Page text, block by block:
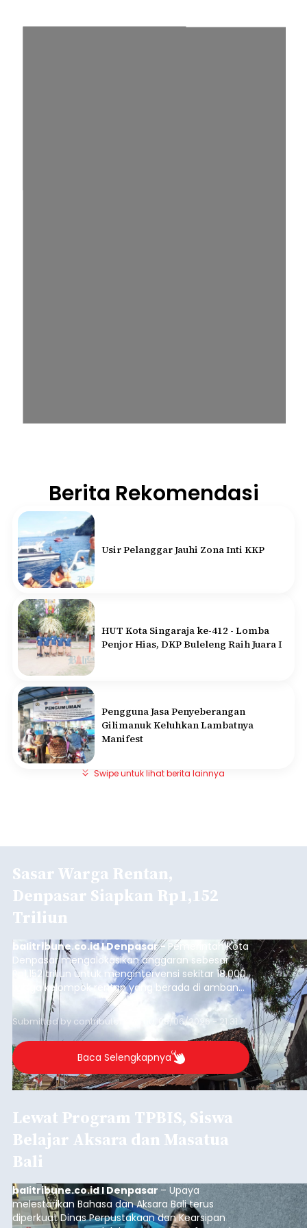
Berita Rekomendasi
Usir Pelanggar Jauhi Zona Inti KKP
HUT Kota Singaraja ke-412 - Lomba
Penjor Hias, DKP Buleleng Raih Juara I
Pengguna Jasa Penyeberangan
Gilimanuk Keluhkan Lambatnya
Manifest
Swipe untuk lihat berita lainnya
Sasar Warga Rentan,
Denpasar Siapkan Rp1,152
Triliun
balitribune.co.id I Denpasar - Pemerintah Kota
Denpasar mengalokasikan anggaran sebesar
Rp1,152 triliun untuk mengintervensi sekitar 18.000
warga kelompok rentan yang berada di ambang
garis kemiskinan. Langkah strategis ini diambil
guna menjaga masyarakat yang berada pada
kelompok desil 5 dan 6 tersebut agar tidak
merosot ke kategori miskin.
Submitted by contributor Thu, 08/06/2026 - 21:31
Baca Selengkapnya
Lewat Program TPBIS, Siswa
Belajar Aksara dan Masatua
Bali
balitribune.co.id I Denpasar – Upaya
melestarikan Bahasa dan Aksara Bali terus
diperkuat Dinas Perpustakaan dan Kearsipan